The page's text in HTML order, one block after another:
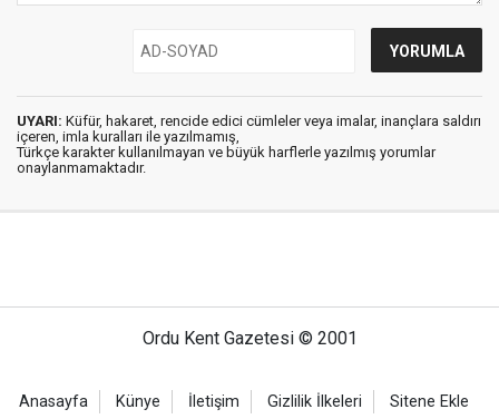
UYARI: Küfür, hakaret, rencide edici cümleler veya imalar, inançlara saldırı
içeren, imla kuralları ile yazılmamış,
Türkçe karakter kullanılmayan ve büyük harflerle yazılmış yorumlar
onaylanmamaktadır.
Ordu Kent Gazetesi © 2001
Anasayfa Künye İletişim Gizlilik İlkeleri Sitene Ekle